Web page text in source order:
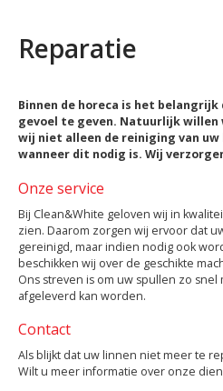
Reparatie
Binnen de horeca is het
gevoel te geven. Natuurlijk
wij niet alleen de reiniging van
wanneer dit nodig is. Wij
Onze service
Bij Clean&White geloven wij in
zien. Daarom zorgen wij ervoor dat
gereinigd, maar indien nodig ook
beschikken wij over de geschikte
Ons streven is om uw spullen zo
afgeleverd kan worden.
Contact
Als blijkt dat uw linnen niet meer te
Wilt u meer informatie over onze